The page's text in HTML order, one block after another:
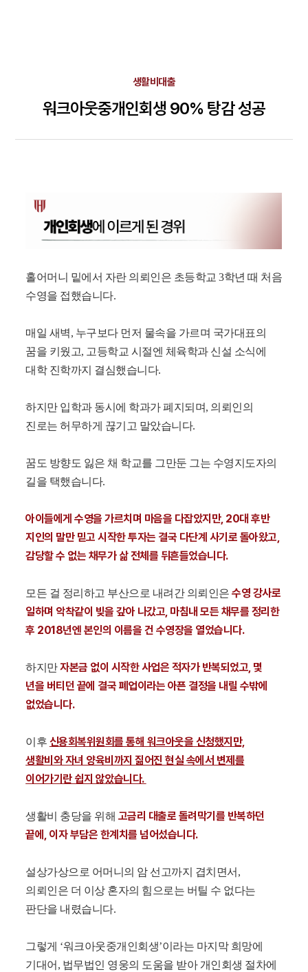
생활비대출
워크아웃중개인회생 90% 탕감 성공
홀어머니 밑에서 자란 의뢰인은 초등학교 3학년 때 처음
수영을 접했습니다.
매일 새벽, 누구보다 먼저 물속을 가르며 국가대표의
꿈을 키웠고, 고등학교 시절엔 체육학과 신설 소식에
대학 진학까지 결심했습니다.
하지만 입학과 동시에 학과가 폐지되며, 의뢰인의
진로는 허무하게 끊기고 말았습니다.
꿈도 방향도 잃은 채 학교를 그만둔 그는 수영지도자의
길을 택했습니다.
아이들에게 수영을 가르치며 마음을 다잡았지만, 20대 후반
지인의 말만 믿고 시작한 투자는 결국 다단계 사기로 돌아왔고,
감당할 수 없는 채무가 삶 전체를 뒤흔들었습니다.
모든 걸 정리하고 부산으로 내려간 의뢰인은 수영 강사로
일하며 악착같이 빚을 갚아 나갔고, 마침내 모든 채무를 정리한
후 2018년엔 본인의 이름을 건 수영장을 열었습니다.
하지만자본금 없이 시작한 사업은 적자가 반복되었고, 몇
년을 버티던 끝에 결국 폐업이라는 아픈 결정을 내릴 수밖에
없었습니다.
이후 신용회복위원회를 통해 워크아웃을 신청했지만,
생활비와 자녀 양육비까지 짊어진 현실 속에서 변제를
이어가기란 쉽지 않았습니다.
생활비 충당을 위해 고금리 대출로 돌려막기를 반복하던
끝에, 이자 부담은 한계치를 넘어섰습니다.
설상가상으로 어머니의 암 선고까지 겹치면서,
의뢰인은 더 이상 혼자의 힘으로는 버틸 수 없다는
판단을 내렸습니다.
그렇게 ‘워크아웃중개인회생’이라는 마지막 희망에
기대어, 법무법인 영웅의 도움을 받아 개인회생 절차에